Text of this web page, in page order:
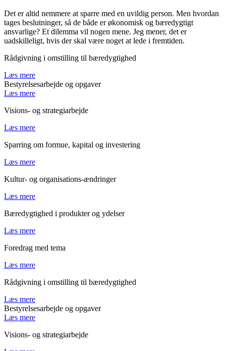
Det er altid nemmere at sparre med en uvildig person. Men hvordan
tages beslutninger, så de både er økonomisk og bæredygtigt
ansvarlige? Et dilemma vil nogen mene. Jeg mener, det er
uadskilleligt, hvis der skal være noget at lede i fremtiden.
Rådgivning i omstilling til bæredygtighed
Læs mere
Bestyrelsesarbejde og opgaver
Læs mere
Visions- og strategiarbejde
Læs mere
Sparring om formue, kapital og investering
Læs mere
Kultur- og organisations-ændringer
Læs mere
Bæredygtighed i produkter og ydelser
Læs mere
Foredrag med tema
Læs mere
Rådgivning i omstilling til bæredygtighed
Læs mere
Bestyrelsesarbejde og opgaver
Læs mere
Visions- og strategiarbejde